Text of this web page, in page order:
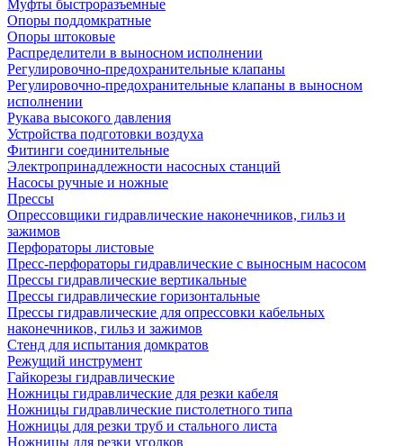
Муфты быстроразъемные
Опоры поддомкратные
Опоры штоковые
Распределители в выносном исполнении
Регулировочно-предохранительные клапаны
Регулировочно-предохранительные клапаны в выносном
исполнении
Рукава высокого давления
Устройства подготовки воздуха
Фитинги соединительные
Электропринадлежности насосных станций
Насосы ручные и ножные
Прессы
Опрессовщики гидравлические наконечников, гильз и
зажимов
Перфораторы листовые
Пресс-перфораторы гидравлические с выносным насосом
Прессы гидравлические вертикальные
Прессы гидравлические горизонтальные
Прессы гидравлические для опрессовки кабельных
наконечников, гильз и зажимов
Стенд для испытания домкратов
Режущий инструмент
Гайкорезы гидравлические
Ножницы гидравлические для резки кабеля
Ножницы гидравлические пистолетного типа
Ножницы для резки труб и стального листа
Ножницы для резки уголков